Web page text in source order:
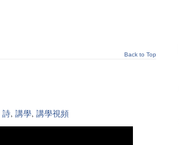
Back to Top
詩, 講學, 講學視頻